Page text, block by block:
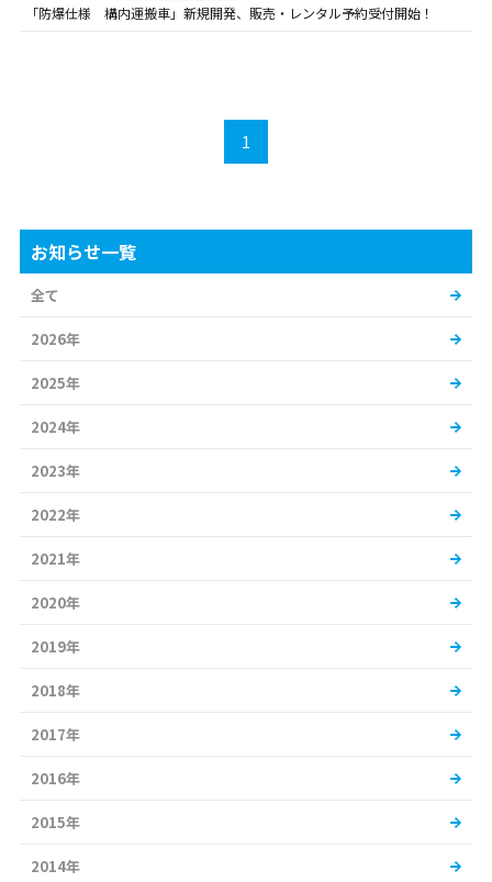
「防爆仕様 構内運搬車」新規開発、販売・レンタル予約受付開始！
1
お知らせ一覧
全て
2026年
2025年
2024年
2023年
2022年
2021年
2020年
2019年
2018年
2017年
2016年
2015年
2014年